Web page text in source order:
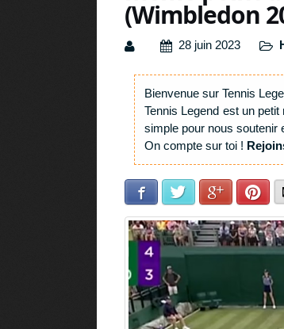
(Wimbledon
28 juin 2023
Bienvenue sur Tennis
Tennis Legend est un
simple pour nous soutenir
On compte sur toi !
Facebook Twitter Google+